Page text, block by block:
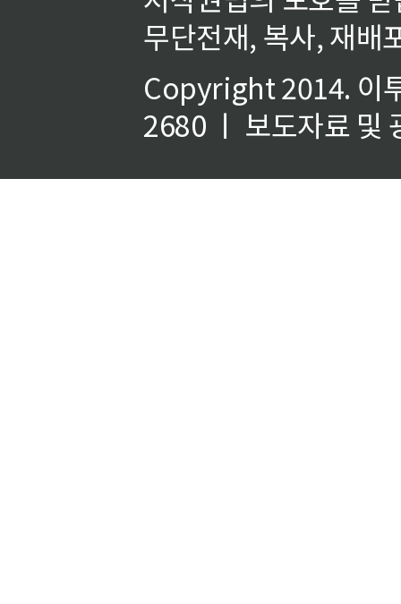
무단전재, 복사, 재배
Copyright 2014. 이
2680 ㅣ 보도자료